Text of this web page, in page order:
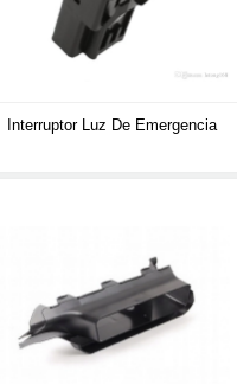
Interruptor Luz De Emergencia